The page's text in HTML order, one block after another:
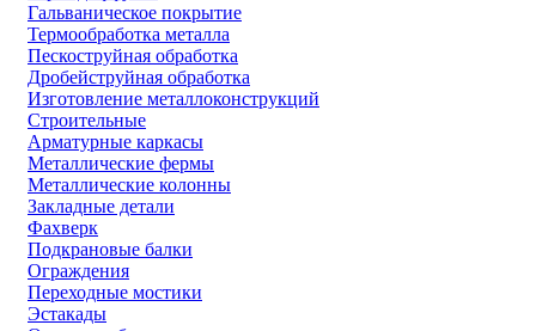
Гальваническое покрытие
Термообработка металла
Пескоструйная обработка
Дробейструйная обработка
Изготовление металлоконструкций
Строительные
Арматурные каркасы
Металлические фермы
Металлические колонны
Закладные детали
Фахверк
Подкрановые балки
Ограждения
Переходные мостики
Эстакады